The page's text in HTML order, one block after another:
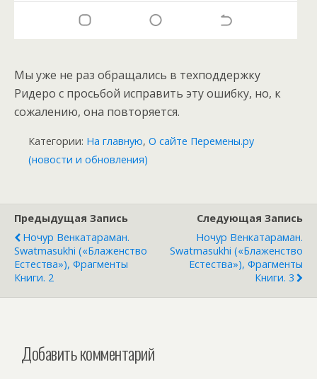
Мы уже не раз обращались в техподдержку
Ридеро с просьбой исправить эту ошибку, но, к
сожалению, она повторяется.
Категории: На главную, О сайте Перемены.ру
(новости и обновления)
Предыдущая Запись
Ночур Венкатараман.
Swatmasukhi («Блаженство
Естества»), Фрагменты
Книги. 2
Следующая Запись
Ночур Венкатараман.
Swatmasukhi («Блаженство
Естества»), Фрагменты
Книги. 3
Добавить комментарий